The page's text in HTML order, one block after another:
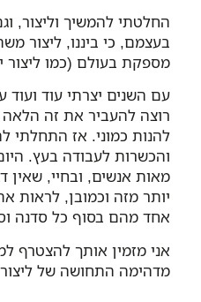
החלטתי להמשיך וליצור,
בעצמם, כי ביננו, ליצור
מספקת בעולם (כמו ליצור
עם השנים יצרתי עוד ועוד
רוצה להעביר את זה הלאה
להנות כמוני. אז התחלתי
והכשרות לעבודה בעץ.
מאות אנשים, ובחיי, שאין
יותר מזה וכמובן, לראות
אחד מהם בסוף כל סדנה
אני מזמין אותך להצטרף
מדהימה התחושה של